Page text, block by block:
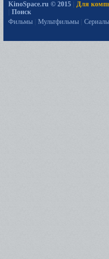
KinoSpace.ru © 2015 Для
Поиск
Фильмы
Мультфильмы Сериалы